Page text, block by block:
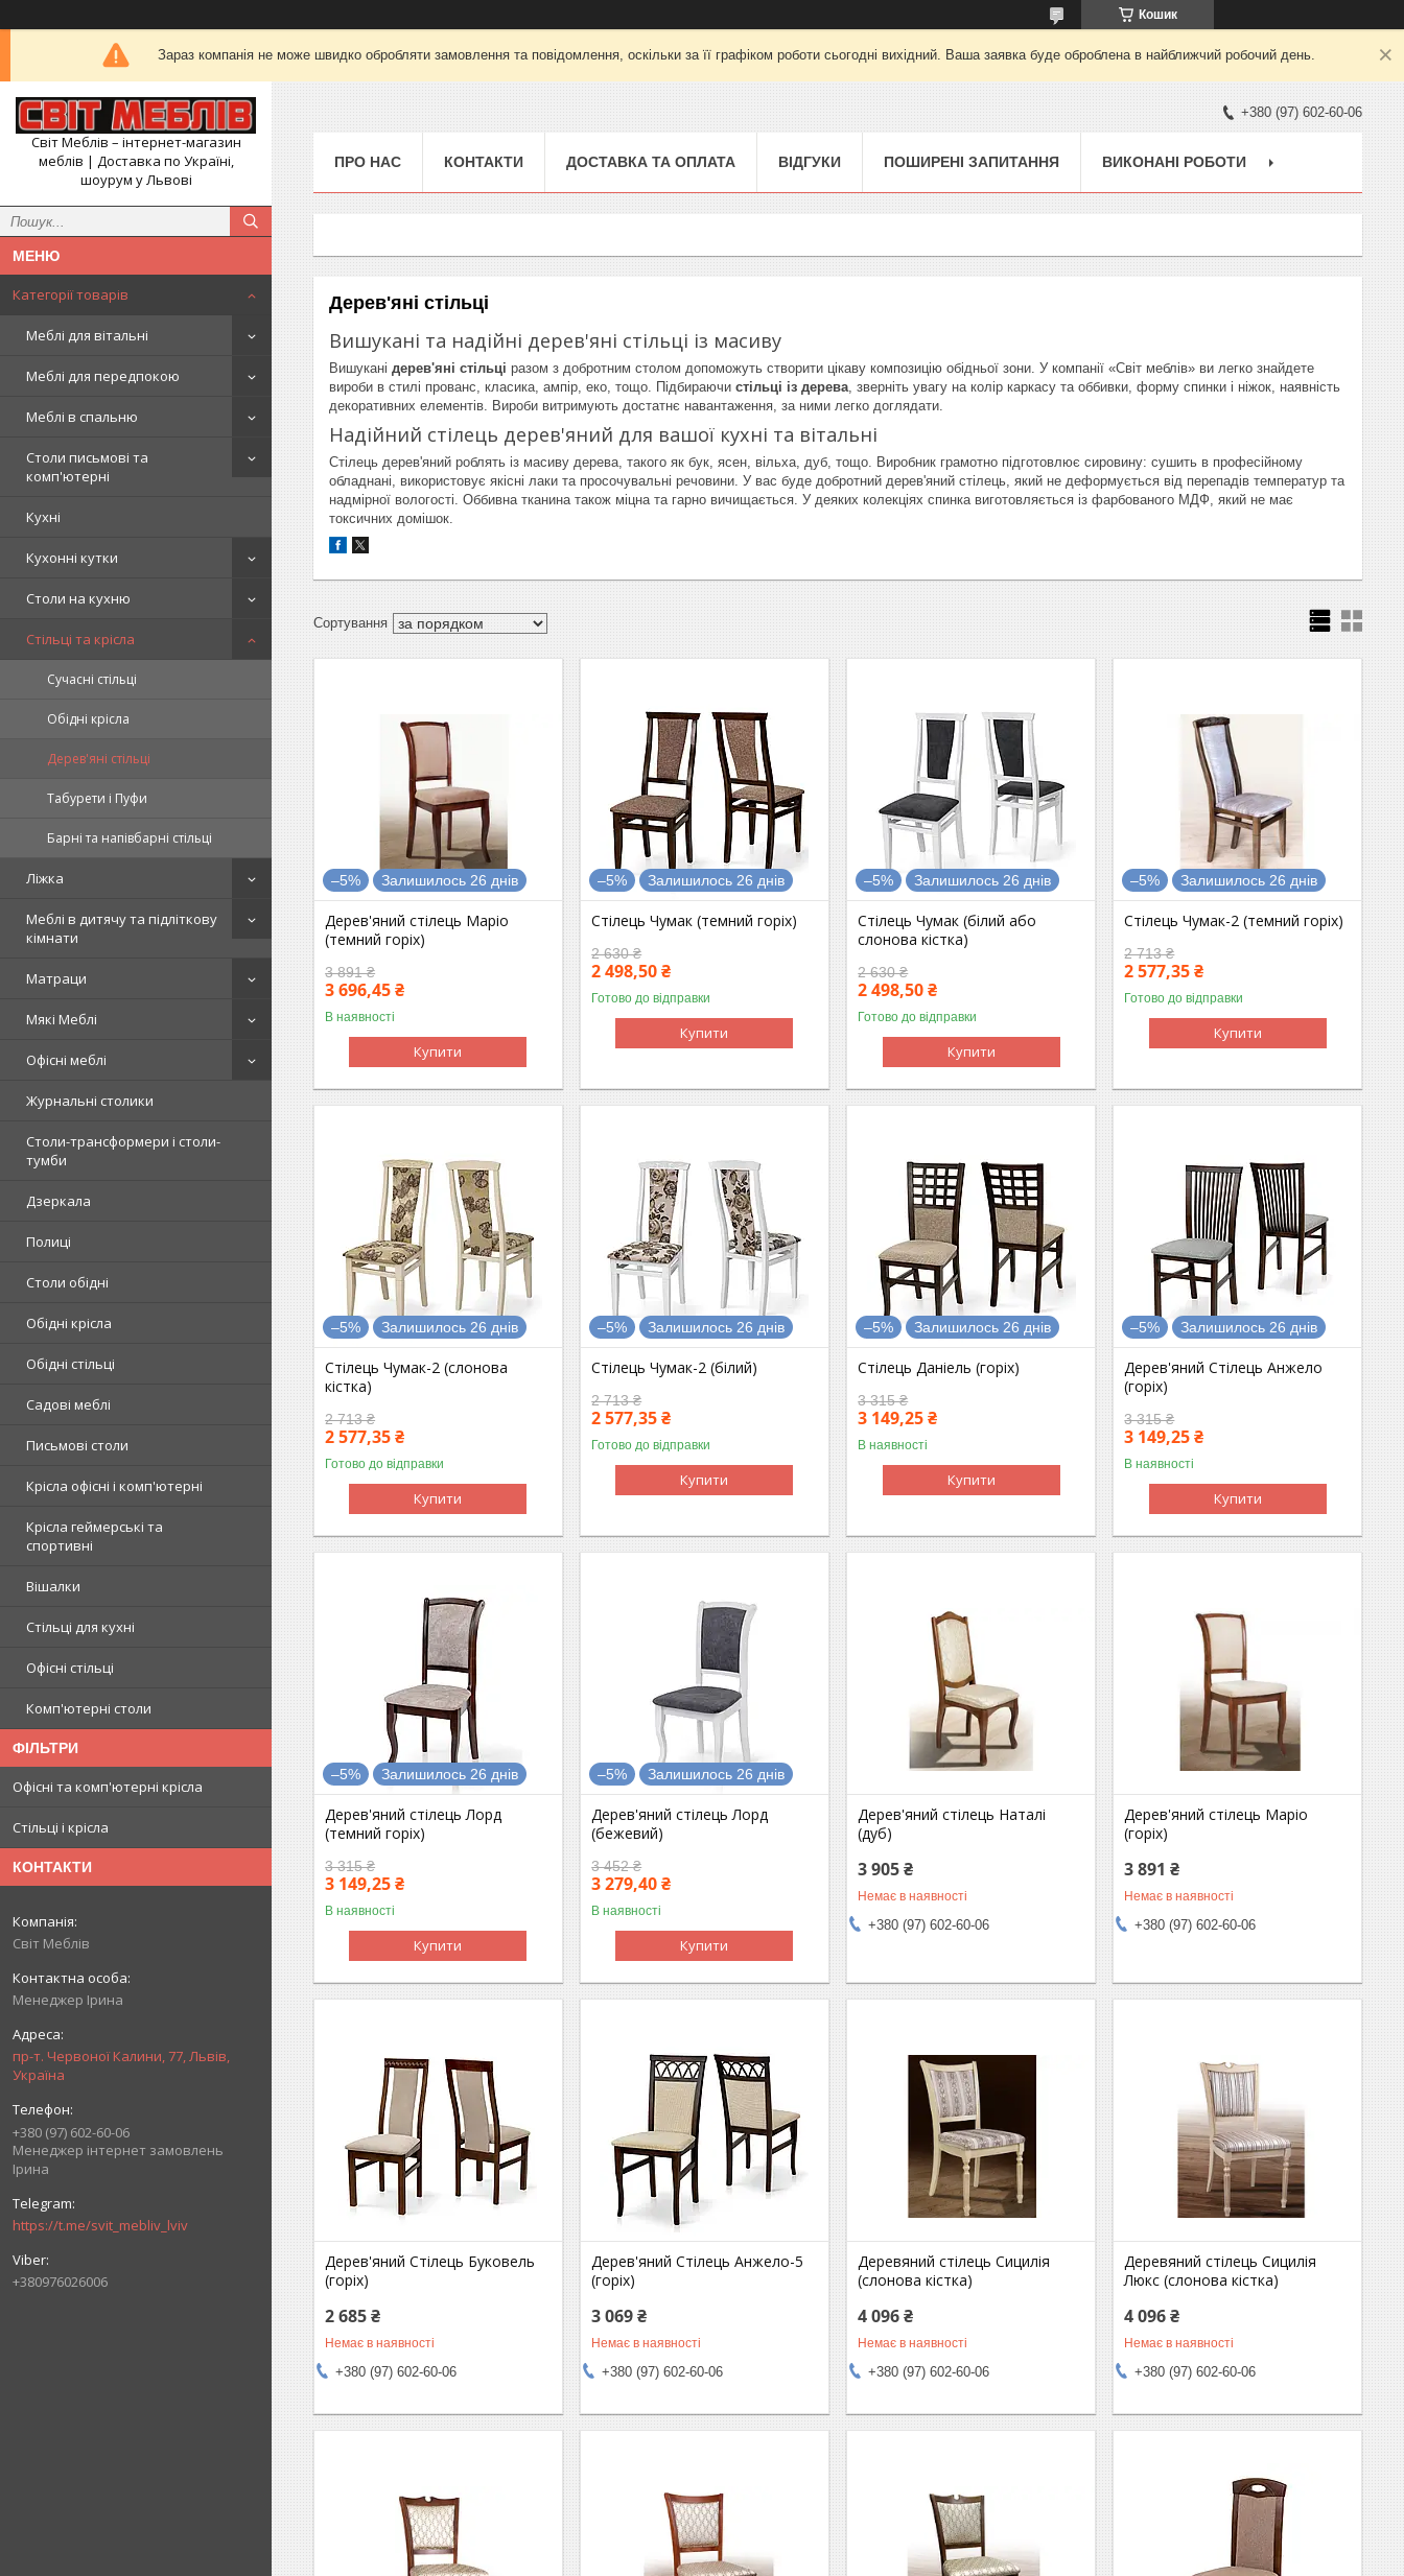
Кошик
Зараз компанія не може швидко обробляти замовлення та повідомлення, оскільки за її графіком роботи сьогодні вихідний. Ваша заявка буде оброблена в найближчий робочий день.
Світ Меблів – інтернет-магазин
меблів | Доставка по Україні,
шоурум у Львові
Категорії товарів
Меблі для вітальні
Меблі для передпокою
Меблі в спальню
Столи письмові та
комп'ютерні
Кухні
Кухонні кутки
Столи на кухню
Стільці та крісла
Сучасні стільці
Обідні крісла
Дерев'яні стільці
Табурети і Пуфи
Барні та напівбарні стільці
Ліжка
Меблі в дитячу та підліткову
кімнати
Матраци
Мякі Меблі
Офісні меблі
Журнальні столики
Столи-трансформери і столи-
тумби
Дзеркала
Полиці
Столи обідні
Обідні крісла
Обідні стільці
Садові меблі
Письмові столи
Крісла офісні і комп'ютерні
Крісла геймерські та
спортивні
Вішалки
Стільці для кухні
Офісні стільці
Комп'ютерні столи
ФІЛЬТРИ
Офісні та комп'ютерні крісла
Стільці і крісла
КОНТАКТИ
Світ Меблів
Менеджер Ірина
пр-т. Червоної Калини, 77, Львів,
Україна
+380 (97) 602-60-06
Менеджер інтернет замовлень
Ірина
https://t.me/svit_mebliv_lviv
+380976026006
+380 (97) 602-60-06
ПРО НАС КОНТАКТИ ДОСТАВКА ТА ОПЛАТА ВІДГУКИ ПОШИРЕНІ ЗАПИТАННЯ ВИКОНАНІ РОБОТИ
Дерев'яні стільці
Вишукані та надійні дерев'яні стільці із масиву
Вишукані дерев'яні стільці разом з добротним столом допоможуть створити цікаву композицію обідньої зони. У компанії «Світ меблів» ви легко знайдете
вироби в стилі прованс, класика, ампір, еко, тощо. Підбираючи стільці із дерева , зверніть увагу на колір каркасу та оббивки, форму спинки і ніжок, наявність
декоративних елементів. Вироби витримують достатнє навантаження, за ними легко доглядати.
Надійний стілець дерев'яний для вашої кухні та вітальні
Стілець дерев'яний роблять із масиву дерева, такого як бук, ясен, вільха, дуб, тощо. Виробник грамотно підготовлює сировину: сушить в професійному
обладнані, використовує якісні лаки та просочувальні речовини. У вас буде добротний дерев'яний стілець, який не деформується від перепадів температур та
надмірної вологості. Оббивна тканина також міцна та гарно вичищається. У деяких колекціях спинка виготовляється із фарбованого МДФ, який не має
токсичних домішок.
–5% Залишилось 26 днів
Дерев'яний стілець Маріо
(темний горіх)
3 891 ₴
3 696,45 ₴
В наявності
Купити
–5% Залишилось 26 днів
Стілець Чумак (темний горіх)
2 630 ₴
2 498,50 ₴
Готово до відправки
Купити
–5% Залишилось 26 днів
Стілець Чумак (білий або
слонова кістка)
2 630 ₴
2 498,50 ₴
Готово до відправки
Купити
–5% Залишилось 26 днів
Стілець Чумак-2 (темний горіх)
2 713 ₴
2 577,35 ₴
Готово до відправки
Купити
–5% Залишилось 26 днів
Стілець Чумак-2 (слонова
кістка)
2 713 ₴
2 577,35 ₴
Готово до відправки
Купити
–5% Залишилось 26 днів
Стілець Чумак-2 (білий)
2 713 ₴
2 577,35 ₴
Готово до відправки
Купити
–5% Залишилось 26 днів
Стілець Даніель (горіх)
3 315 ₴
3 149,25 ₴
В наявності
Купити
–5% Залишилось 26 днів
Дерев'яний Стілець Анжело
(горіх)
3 315 ₴
3 149,25 ₴
В наявності
Купити
–5% Залишилось 26 днів
Дерев'яний стілець Лорд
(темний горіх)
3 315 ₴
3 149,25 ₴
В наявності
Купити
–5% Залишилось 26 днів
Дерев'яний стілець Лорд
(бежевий)
3 452 ₴
3 279,40 ₴
В наявності
Купити
Дерев'яний стілець Наталі
(дуб)
3 905 ₴
Немає в наявності
+380 (97) 602-60-06
Дерев'яний стілець Маріо
(горіх)
3 891 ₴
Немає в наявності
+380 (97) 602-60-06
Дерев'яний Стілець Буковель
(горіх)
2 685 ₴
Немає в наявності
+380 (97) 602-60-06
Дерев'яний Стілець Анжело-5
(горіх)
3 069 ₴
Немає в наявності
+380 (97) 602-60-06
Деревяний стілець Сицилія
(слонова кістка)
4 096 ₴
Немає в наявності
+380 (97) 602-60-06
Деревяний стілець Сицилія
Люкс (слонова кістка)
4 096 ₴
Немає в наявності
+380 (97) 602-60-06